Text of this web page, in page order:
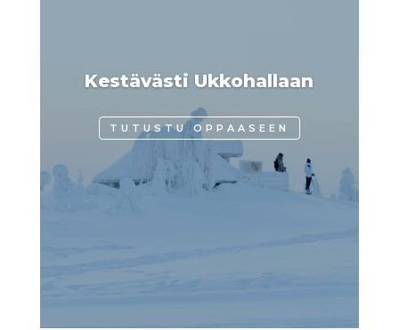
Kestävästi Ukkohallaan
TUTUSTU OPPAASEEN